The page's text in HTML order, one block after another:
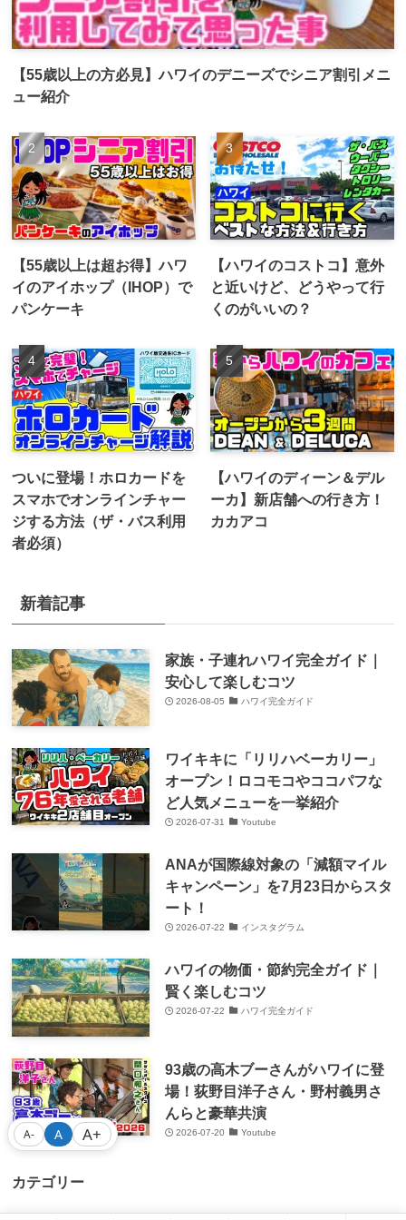
【55歳以上の方必見】ハワイのデニーズでシニア割引メニ
ュー紹介
【55歳以上は超お得】ハワ
イのアイホップ（IHOP）で
パンケーキ
【ハワイのコストコ】意外
と近いけど、どうやって行
くのがいいの？
ついに登場！ホロカードを
スマホでオンラインチャー
ジする方法（ザ・バス利用
者必須）
【ハワイのディーン＆デル
ーカ】新店舗への行き方！
カカアコ
新着記事
家族・子連れハワイ完全ガイド｜
安心して楽しむコツ
2026-08-05 ハワイ完全ガイド
ワイキキに「リリハベーカリー」
オープン！ロコモコやココパフな
ど人気メニューを一挙紹介
2026-07-31 Youtube
ANAが国際線対象の「減額マイル
キャンペーン」を7月23日からスタ
ート！
2026-07-22 インスタグラム
ハワイの物価・節約完全ガイド｜
賢く楽しむコツ
2026-07-22 ハワイ完全ガイド
93歳の高木ブーさんがハワイに登
場！荻野目洋子さん・野村義男さ
んらと豪華共演
2026-07-20 Youtube
カテゴリー
A- A A+